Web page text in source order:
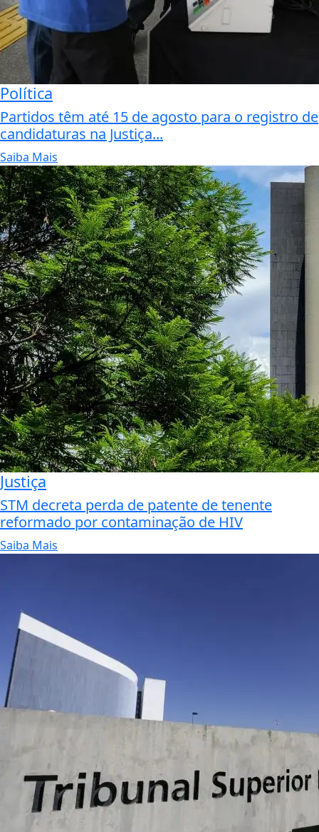
Política
Partidos têm até 15 de agosto para o registro de
candidaturas na Justiça...
Saiba Mais
Justiça
STM decreta perda de patente de tenente
reformado por contaminação de HIV
Saiba Mais